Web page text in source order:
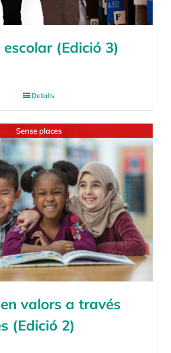
(Edició 3)
Detalls
Sense places
valors a través
(Edició 2)